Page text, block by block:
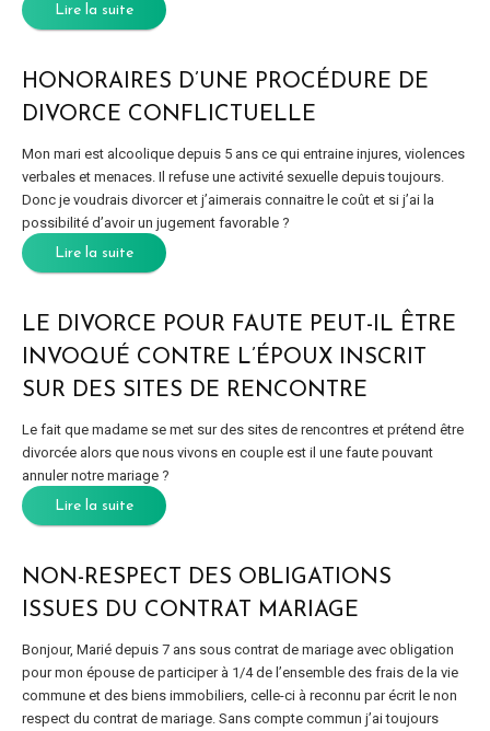
Lire la suite
HONORAIRES D’UNE PROCÉDURE DE
DIVORCE CONFLICTUELLE
Mon mari est alcoolique depuis 5 ans ce qui entraine injures, violences
verbales et menaces. Il refuse une activité sexuelle depuis toujours.
Donc je voudrais divorcer et j’aimerais connaitre le coût et si j’ai la
possibilité d’avoir un jugement favorable ?
Lire la suite
LE DIVORCE POUR FAUTE PEUT-IL ÊTRE
INVOQUÉ CONTRE L’ÉPOUX INSCRIT
SUR DES SITES DE RENCONTRE
Le fait que madame se met sur des sites de rencontres et prétend être
divorcée alors que nous vivons en couple est il une faute pouvant
annuler notre mariage ?
Lire la suite
NON-RESPECT DES OBLIGATIONS
ISSUES DU CONTRAT MARIAGE
Bonjour, Marié depuis 7 ans sous contrat de mariage avec obligation
pour mon épouse de participer à 1/4 de l’ensemble des frais de la vie
commune et des biens immobiliers, celle-ci à reconnu par écrit le non
respect du contrat de mariage. Sans compte commun j’ai toujours